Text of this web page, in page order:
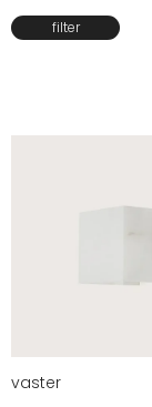
filter
vaster